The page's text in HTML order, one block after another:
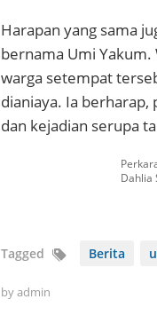
Harapan yang sama
bernama Umi
warga setempat
dianiaya. Ia berharap,
dan kejadian serupa
Dahlia
Tagged Berita
byadmin